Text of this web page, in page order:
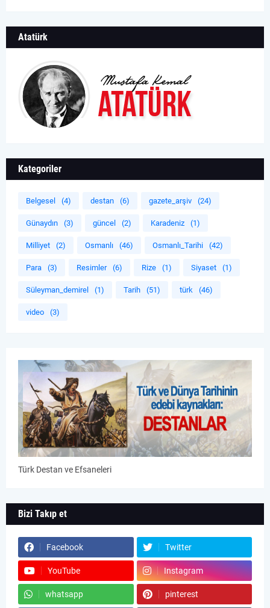
Atatürk
Kategoriler
Belgesel (4) destan (6) gazete_arşiv (24)
Günaydın (3) güncel (2) Karadeniz (1)
Milliyet (2) Osmanlı (46) Osmanlı_Tarihi (42)
Para (3) Resimler (6) Rize (1) Siyaset (1)
Süleyman_demirel (1) Tarih (51) türk (46)
video (3)
Türk Destan ve Efsaneleri
Bizi Takıp et
Facebook Twitter
YouTube Instagram
whatsapp pinterest